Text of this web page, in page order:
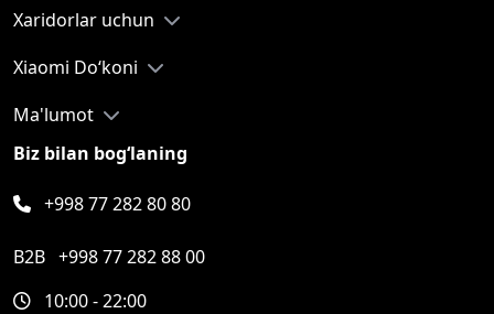
Xaridorlar uchun
Xiaomi Do‘koni
Ma'lumot
Biz bilan bog‘laning
+998 77 282 80 80
B2B +998 77 282 88 00
10:00 - 22:00